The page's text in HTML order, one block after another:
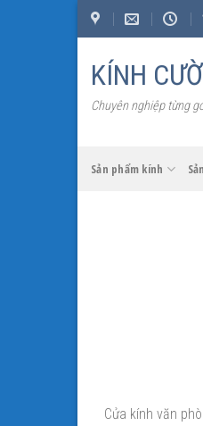
Skip
content
KÍNH
Chuyên nghiệp từng
Sản phẩm kính
Cửa kính văn